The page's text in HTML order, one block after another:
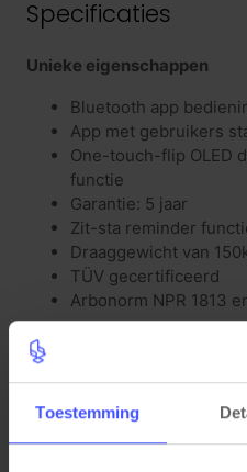
Toestemming
Specificaties
Unieke eigenschappen
Bluetooth app
App met gebruikers
One-touch-flip OLED
functie
Garantie: 5 jaar
Zit-sta reminder
Draaggewicht van
TÜV gecertificeerd
Arbonorm NPR 1813
Kleuren
Bladkleur:
Framekleur: Mat zwart
Materiaal eigenschappen